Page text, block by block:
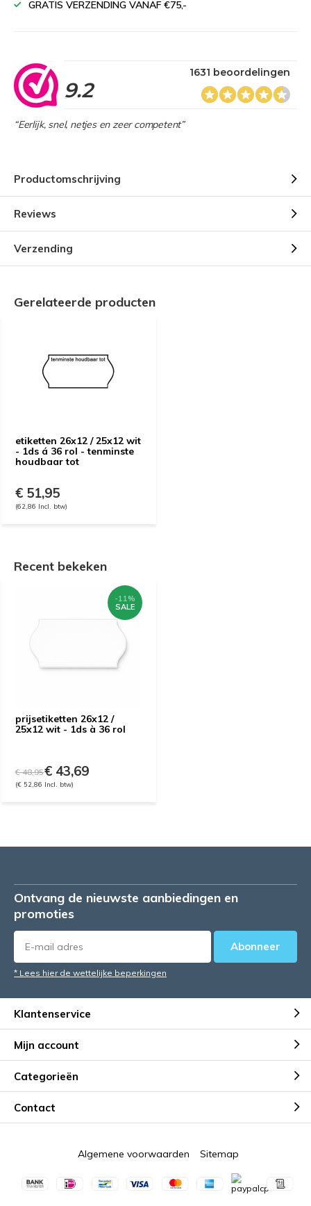
GRATIS VERZENDING VANAF €75,-
9.2
1631 beoordelingen
“Eerlijk, snel, netjes en zeer competent”
Productomschrijving
Reviews
Verzending
Gerelateerde producten
etiketten 26x12 / 25x12 wit
- 1ds á 36 rol - tenminste
houdbaar tot
€ 51,95
(62,86 Incl. btw)
Recent bekeken
prijsetiketten 26x12 /
25x12 wit - 1ds à 36 rol
-11%
SALE
€ 48,95€ 43,69
(€ 52,86 Incl. btw)
Ontvang de nieuwste aanbiedingen en
promoties
Abonneer
* Lees hier de wettelijke beperkingen
Klantenservice
Mijn account
Categorieën
Contact
Algemene voorwaarden Sitemap